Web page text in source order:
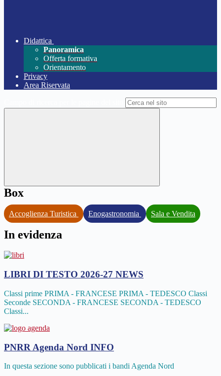
Didattica
Panoramica
Offerta formativa
Orientamento
Privacy
Area Riservata
Box
Accoglienza Turistica Enogastronomia Sala e Vendita
In evidenza
LIBRI DI TESTO 2026-27 NEWS
Classi prime PRIMA - FRANCESE PRIMA - TEDESCO Classi
Seconde SECONDA - FRANCESE SECONDA - TEDESCO
Classi...
PNRR Agenda Nord INFO
In questa sezione sono pubblicati i bandi Agenda Nord